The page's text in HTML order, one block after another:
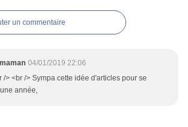
un commentaire
04/01/2019 22:06
/> <br /> Sympa cette idée d'articles pour se
année,